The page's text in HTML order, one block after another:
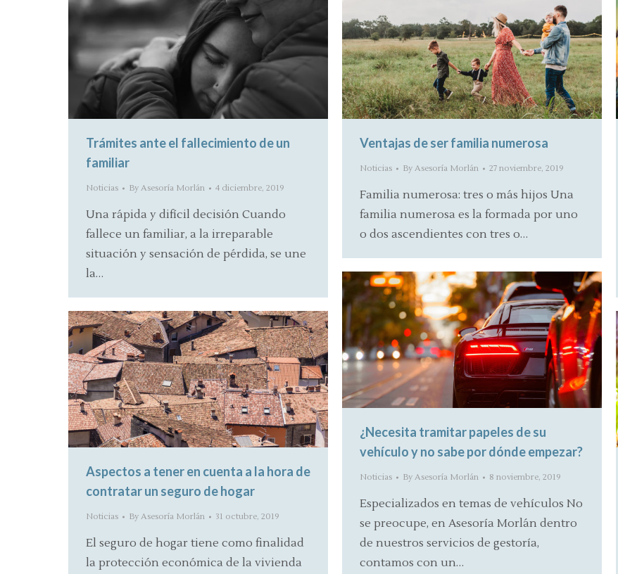
Trámites ante el fallecimiento de un
familiar
Noticias By Asesoría Morlán 4 diciembre, 2019
Una rápida y difícil decisión Cuando
fallece un familiar, a la irreparable
situación y sensación de pérdida, se une
la…
Ventajas de ser familia numerosa
Noticias By Asesoría Morlán 27 noviembre, 2019
Familia numerosa: tres o más hijos Una
familia numerosa es la formada por uno
o dos ascendientes con tres o…
¿Necesita tramitar papeles de su
vehículo y no sabe por dónde empezar?
Noticias By Asesoría Morlán 8 noviembre, 2019
Especializados en temas de vehículos No
se preocupe, en Asesoría Morlán dentro
de nuestros servicios de gestoría,
contamos con un…
Aspectos a tener en cuenta a la hora de
contratar un seguro de hogar
Noticias By Asesoría Morlán 31 octubre, 2019
El seguro de hogar tiene como finalidad
la protección económica de la vivienda